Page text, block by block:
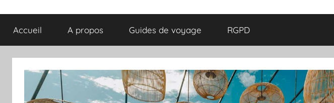
Accueil A propos Guides de voyage RGPD